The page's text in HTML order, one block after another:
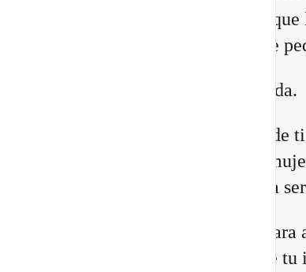
relaciones están cambiando. O
construiste comienza a quedarte
Eso no significa que estés perdida.
Puede que una antigua versión de
a su fin para abrir espacio a la
hombre— que estás llamada/o a
He preparado un nuevo vídeo para
a reconocer las 8 señales de que